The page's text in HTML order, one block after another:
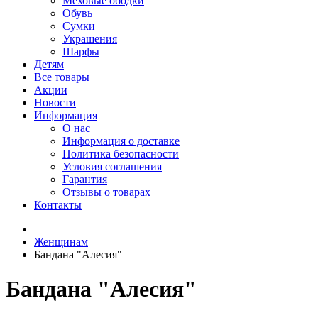
Обувь
Сумки
Украшения
Шарфы
Детям
Все товары
Акции
Новости
Информация
О нас
Информация о доставке
Политика безопасности
Условия соглашения
Гарантия
Отзывы о товарах
Контакты
Женщинам
Бандана "Алесия"
Бандана "Алесия"